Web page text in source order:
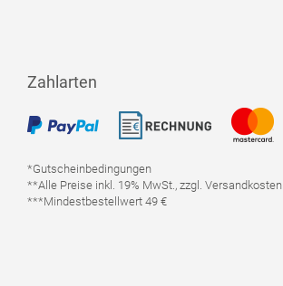
Zahlarten
*Gutscheinbedingungen
**Alle Preise inkl. 19% MwSt., zzgl. Versandkosten
***Mindestbestellwert 49 €